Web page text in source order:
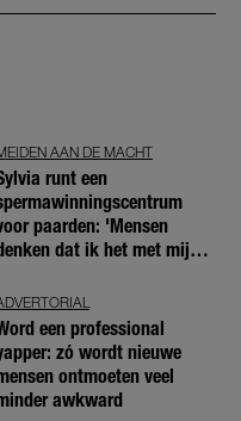
AAN DE MACHT
runt een
paarden: 'Mensen
dat ik het met mijn
een professional
zó wordt nieuwe
ontmoeten veel
awkward